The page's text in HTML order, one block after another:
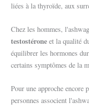
liées à la thyroïde, aux
Chez les hommes,
testostérone et la qualité
équilibrer les hormones
certains symptômes de la
Pour une approche encore
personnes associent